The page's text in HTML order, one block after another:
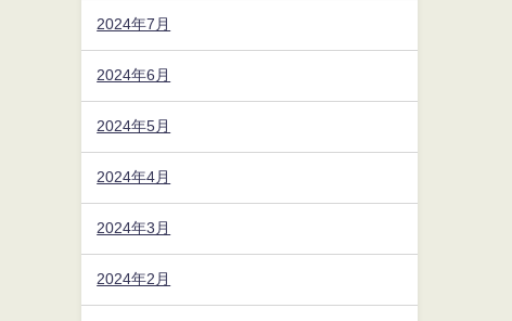
2024年7月
2024年6月
2024年5月
2024年4月
2024年3月
2024年2月